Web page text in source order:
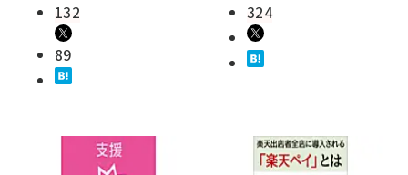
132
89
324